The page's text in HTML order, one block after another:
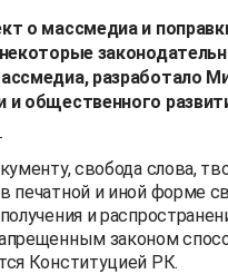
о массмедиа и
разработало
и общественного
свобода слова,
печатной и иной форме
и
законом
Конституцией РК.